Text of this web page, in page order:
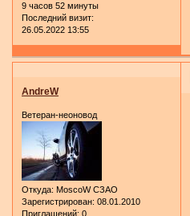
9 часов 52 минуты
Последний визит:
26.05.2022 13:55
AndreW
Ветеран-неоновод
Откуда: MoscoW CЗАО
Зарегистрирован: 08.01.2010
Приглашений: 0